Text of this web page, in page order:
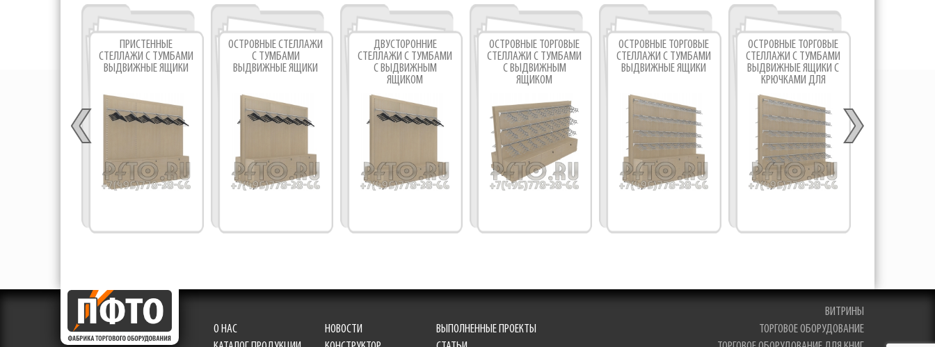
Фабрика торгового оборудования
ПРИСТЕННЫЕ
СТЕЛЛАЖИ С ТУМБАМИ
ВЫДВИЖНЫЕ ЯЩИКИ
ОСТРОВНЫЕ СТЕЛЛАЖИ
С ТУМБАМИ
ВЫДВИЖНЫЕ ЯЩИКИ
ДВУСТОРОННИЕ
СТЕЛЛАЖИ С ТУМБАМИ
С ВЫДВИЖНЫМ
ЯЩИКОМ
ОСТРОВНЫЕ ТОРГОВЫЕ
СТЕЛЛАЖИ С ТУМБАМИ
С ВЫДВИЖНЫМ
ЯЩИКОМ
ОСТРОВНЫЕ ТОРГОВЫЕ
СТЕЛЛАЖИ С ТУМБАМИ
ВЫДВИЖНЫЕ ЯЩИКИ
ОСТРОВНЫЕ ТОРГОВЫЕ
СТЕЛЛАЖИ С ТУМБАМИ
ВЫДВИЖНЫЕ ЯЩИКИ С
КРЮЧКАМИ ДЛЯ
О НАС НОВОСТИ
ВЫПОЛНЕННЫЕ ПРОЕКТЫ
ВИТРИНЫ
ТОРГОВОЕ ОБОРУДОВАНИЕ